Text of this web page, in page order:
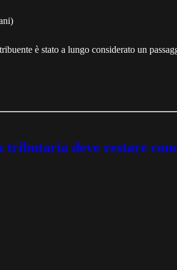
è stato a lungo considerato un
deve restare